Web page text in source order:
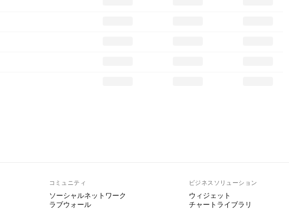
コミュニティ
ソーシャルネットワーク
ラブウォール
ビジネスソリューション
ウィジェット
チャートライブラリ